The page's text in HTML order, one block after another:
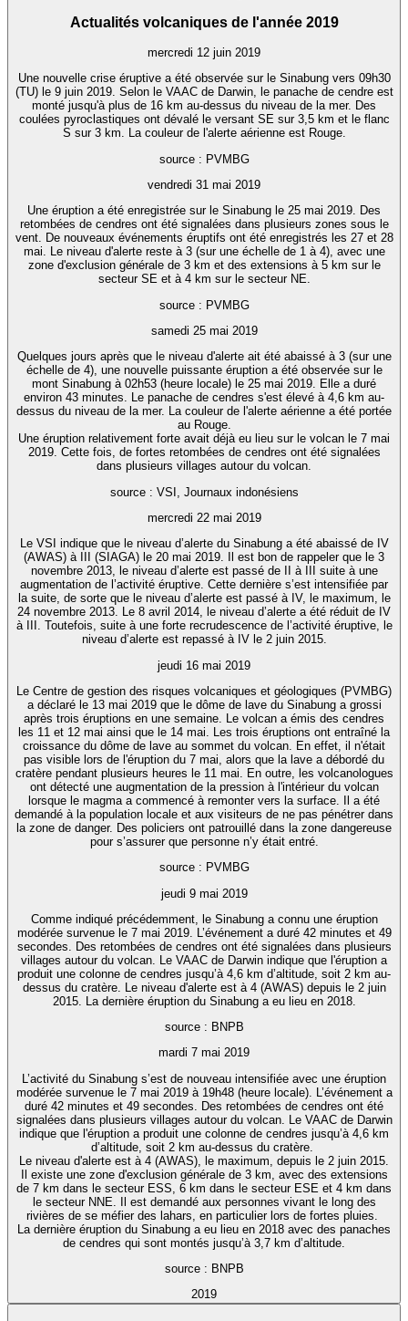
Actualités volcaniques de l'année 2019
mercredi 12 juin 2019
Une nouvelle crise éruptive a été observée sur le Sinabung vers 09h30
(TU) le 9 juin 2019. Selon le VAAC de Darwin, le panache de cendre est
monté jusqu'à plus de 16 km au-dessus du niveau de la mer. Des
coulées pyroclastiques ont dévalé le versant SE sur 3,5 km et le flanc
S sur 3 km. La couleur de l'alerte aérienne est Rouge.
source : PVMBG
vendredi 31 mai 2019
Une éruption a été enregistrée sur le Sinabung le 25 mai 2019. Des
retombées de cendres ont été signalées dans plusieurs zones sous le
vent. De nouveaux événements éruptifs ont été enregistrés les 27 et 28
mai. Le niveau d'alerte reste à 3 (sur une échelle de 1 à 4), avec une
zone d'exclusion générale de 3 km et des extensions à 5 km sur le
secteur SE et à 4 km sur le secteur NE.
source : PVMBG
samedi 25 mai 2019
Quelques jours après que le niveau d'alerte ait été abaissé à 3 (sur une
échelle de 4), une nouvelle puissante éruption a été observée sur le
mont Sinabung à 02h53 (heure locale) le 25 mai 2019. Elle a duré
environ 43 minutes. Le panache de cendres s'est élevé à 4,6 km au-
dessus du niveau de la mer. La couleur de l'alerte aérienne a été portée
au Rouge.
Une éruption relativement forte avait déjà eu lieu sur le volcan le 7 mai
2019. Cette fois, de fortes retombées de cendres ont été signalées
dans plusieurs villages autour du volcan.
source : VSI, Journaux indonésiens
mercredi 22 mai 2019
Le VSI indique que le niveau d’alerte du Sinabung a été abaissé de IV
(AWAS) à III (SIAGA) le 20 mai 2019. Il est bon de rappeler que le 3
novembre 2013, le niveau d’alerte est passé de II à III suite à une
augmentation de l’activité éruptive. Cette dernière s’est intensifiée par
la suite, de sorte que le niveau d’alerte est passé à IV, le maximum, le
24 novembre 2013. Le 8 avril 2014, le niveau d’alerte a été réduit de IV
à III. Toutefois, suite à une forte recrudescence de l’activité éruptive, le
niveau d’alerte est repassé à IV le 2 juin 2015.
jeudi 16 mai 2019
Le Centre de gestion des risques volcaniques et géologiques (PVMBG)
a déclaré le 13 mai 2019 que le dôme de lave du Sinabung a grossi
après trois éruptions en une semaine. Le volcan a émis des cendres
les 11 et 12 mai ainsi que le 14 mai. Les trois éruptions ont entraîné la
croissance du dôme de lave au sommet du volcan. En effet, il n'était
pas visible lors de l'éruption du 7 mai, alors que la lave a débordé du
cratère pendant plusieurs heures le 11 mai. En outre, les volcanologues
ont détecté une augmentation de la pression à l'intérieur du volcan
lorsque le magma a commencé à remonter vers la surface. Il a été
demandé à la population locale et aux visiteurs de ne pas pénétrer dans
la zone de danger. Des policiers ont patrouillé dans la zone dangereuse
pour s’assurer que personne n’y était entré.
source : PVMBG
jeudi 9 mai 2019
Comme indiqué précédemment, le Sinabung a connu une éruption
modérée survenue le 7 mai 2019. L’événement a duré 42 minutes et 49
secondes. Des retombées de cendres ont été signalées dans plusieurs
villages autour du volcan. Le VAAC de Darwin indique que l'éruption a
produit une colonne de cendres jusqu’à 4,6 km d’altitude, soit 2 km au-
dessus du cratère. Le niveau d'alerte est à 4 (AWAS) depuis le 2 juin
2015. La dernière éruption du Sinabung a eu lieu en 2018.
source : BNPB
mardi 7 mai 2019
L’activité du Sinabung s’est de nouveau intensifiée avec une éruption
modérée survenue le 7 mai 2019 à 19h48 (heure locale). L’événement a
duré 42 minutes et 49 secondes. Des retombées de cendres ont été
signalées dans plusieurs villages autour du volcan. Le VAAC de Darwin
indique que l'éruption a produit une colonne de cendres jusqu’à 4,6 km
d’altitude, soit 2 km au-dessus du cratère.
Le niveau d'alerte est à 4 (AWAS), le maximum, depuis le 2 juin 2015.
Il existe une zone d'exclusion générale de 3 km, avec des extensions
de 7 km dans le secteur ESS, 6 km dans le secteur ESE et 4 km dans
le secteur NNE. Il est demandé aux personnes vivant le long des
rivières de se méfier des lahars, en particulier lors de fortes pluies.
La dernière éruption du Sinabung a eu lieu en 2018 avec des panaches
de cendres qui sont montés jusqu’à 3,7 km d’altitude.
source : BNPB
2019